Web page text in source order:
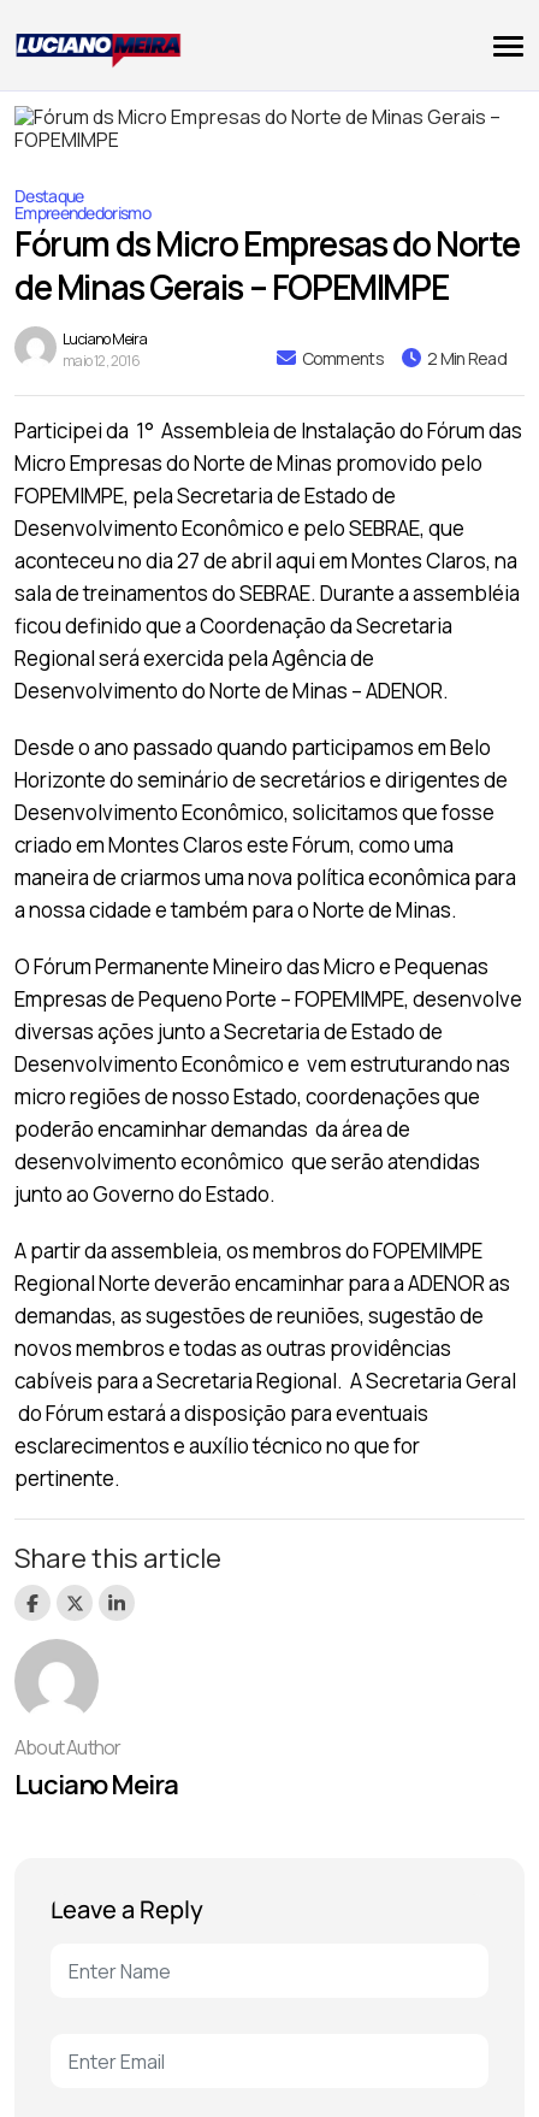
Destaque
Empreendedorismo
Fórum ds Micro Empresas do Norte
de Minas Gerais – FOPEMIMPE
Luciano Meira
maio 12, 2016
Comments 2 Min Read
Participei da 1° Assembleia de Instalação do Fórum das
Micro Empresas do Norte de Minas promovido pelo
FOPEMIMPE, pela Secretaria de Estado de
Desenvolvimento Econômico e pelo SEBRAE, que
aconteceu no dia 27 de abril aqui em Montes Claros, na
sala de treinamentos do SEBRAE. Durante a assembléia
ficou definido que a Coordenação da Secretaria
Regional será exercida pela Agência de
Desenvolvimento do Norte de Minas – ADENOR.
Desde o ano passado quando participamos em Belo
Horizonte do seminário de secretários e dirigentes de
Desenvolvimento Econômico, solicitamos que fosse
criado em Montes Claros este Fórum, como uma
maneira de criarmos uma nova política econômica para
a nossa cidade e também para o Norte de Minas.
O Fórum Permanente Mineiro das Micro e Pequenas
Empresas de Pequeno Porte – FOPEMIMPE, desenvolve
diversas ações junto a Secretaria de Estado de
Desenvolvimento Econômico e vem estruturando nas
micro regiões de nosso Estado, coordenações que
poderão encaminhar demandas da área de
desenvolvimento econômico que serão atendidas
junto ao Governo do Estado.
A partir da assembleia, os membros do FOPEMIMPE
Regional Norte deverão encaminhar para a ADENOR as
demandas, as sugestões de reuniões, sugestão de
novos membros e todas as outras providências
cabíveis para a Secretaria Regional. A Secretaria Geral
do Fórum estará a disposição para eventuais
esclarecimentos e auxílio técnico no que for
pertinente.
Share this article
About Author
Luciano Meira
Leave a Reply